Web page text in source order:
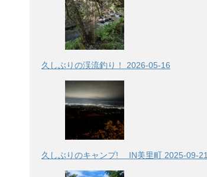
久しぶりの渓流釣り！ 2026-05-16
久しぶりのキャンプ! IN美里町 2025-09-21